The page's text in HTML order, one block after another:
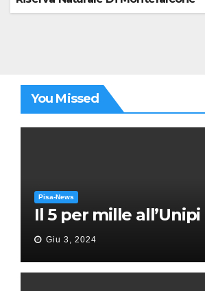
You Missed
Pisa-News
Il 5 per mille all’Unipi
Giu 3, 2024